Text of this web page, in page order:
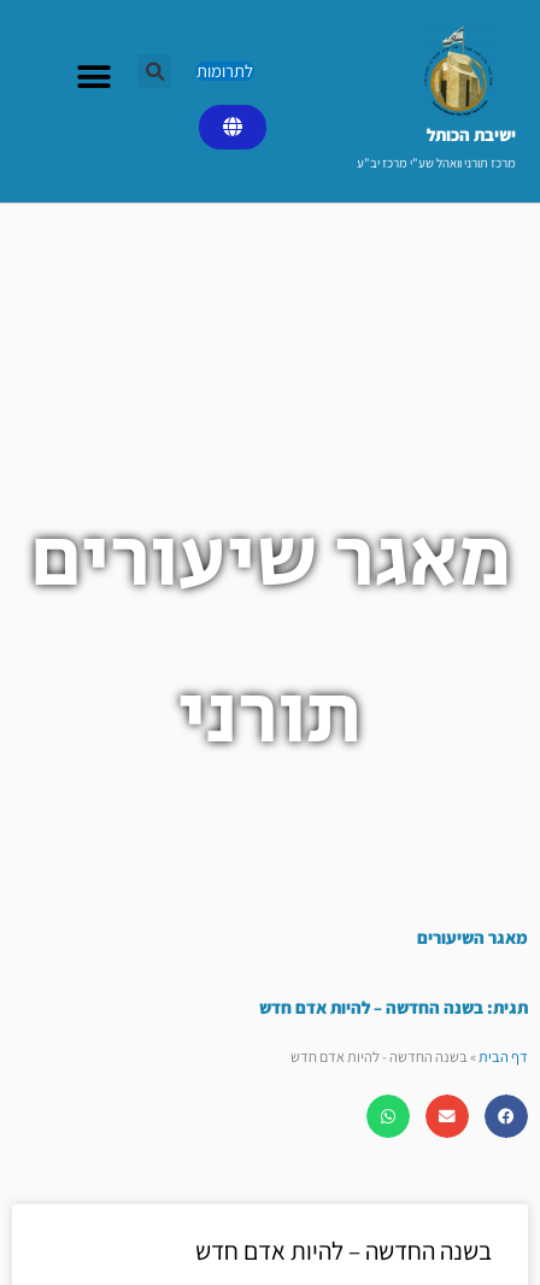
ישיבת הכותל​
מרכז תורני וואהל שע"י מרכז יב"ע
לתרומות
מאגר שיעורים
תורני
מאגר השיעורים
תגית: בשנה החדשה – להיות אדם חדש
דף הבית»בשנה החדשה - להיות אדם חדש
בשנה החדשה – להיות אדם חדש